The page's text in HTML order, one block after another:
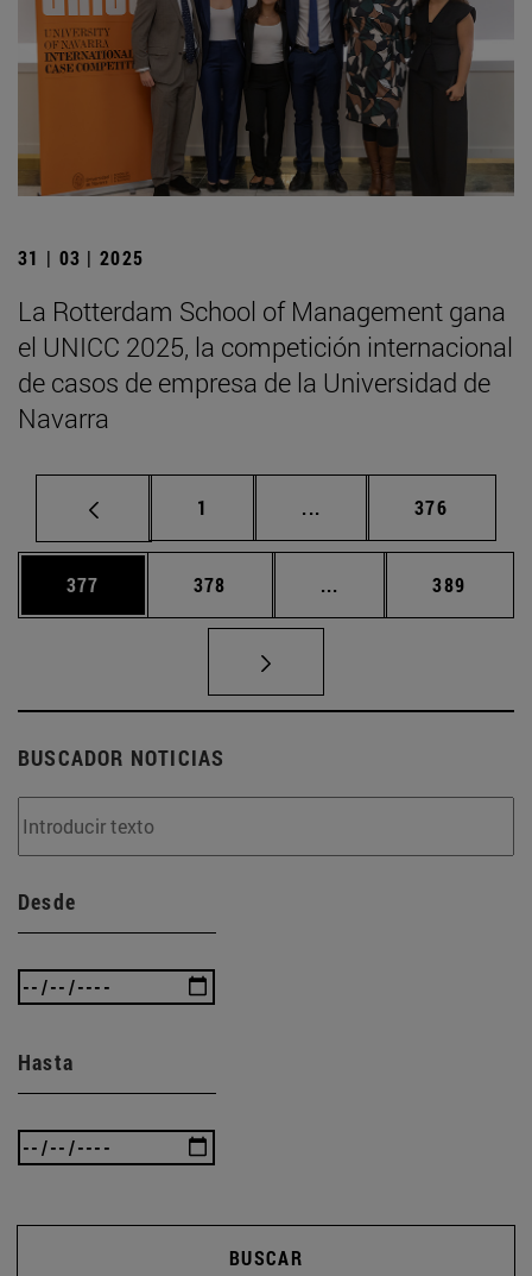
31 | 03 | 2025
La Rotterdam School of Management gana
el UNICC 2025, la competición internacional
de casos de empresa de la Universidad de
Navarra
Página
1 ... Páginas intermedias
Página
376
Página
377 Página
378 ... Páginas intermedias
Página
389
BUSCADOR NOTICIAS
Desde
Hasta
BUSCAR